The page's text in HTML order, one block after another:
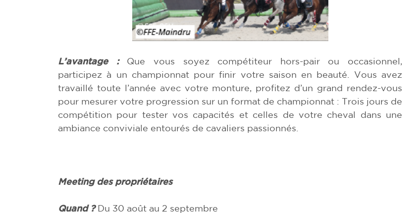
L’avantage : Que vous soyez compétiteur hors-pair ou occasionnel,
participez à un championnat pour finir votre saison en beauté. Vous avez
travaillé toute l’année avec votre monture, profitez d’un grand rendez-vous
pour mesurer votre progression sur un format de championnat : Trois jours de
compétition pour tester vos capacités et celles de votre cheval dans une
ambiance conviviale entourés de cavaliers passionnés.
Meeting des propriétaires
Quand ?Du 30 août au 2 septembre